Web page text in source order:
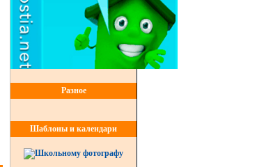
Разное
Шаблоны и календари